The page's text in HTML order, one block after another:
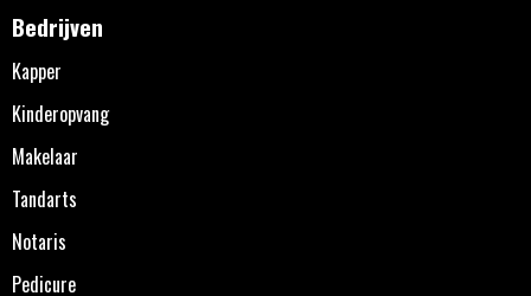
Bedrijven
Kapper
Kinderopvang
Makelaar
Tandarts
Notaris
Pedicure